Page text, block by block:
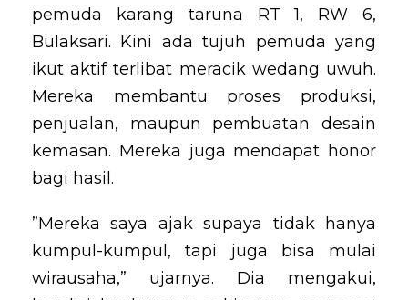
pemuda karang taruna RT 1, RW 6,
Bulaksari. Kini ada tujuh pemuda yang
ikut aktif terlibat meracik wedang uwuh.
Mereka membantu proses produksi,
penjualan, maupun pembuatan desain
kemasan. Mereka juga mendapat honor
bagi hasil.
”Mereka saya ajak supaya tidak hanya
kumpul-kumpul, tapi juga bisa mulai
wirausaha,” ujarnya. Dia mengakui,